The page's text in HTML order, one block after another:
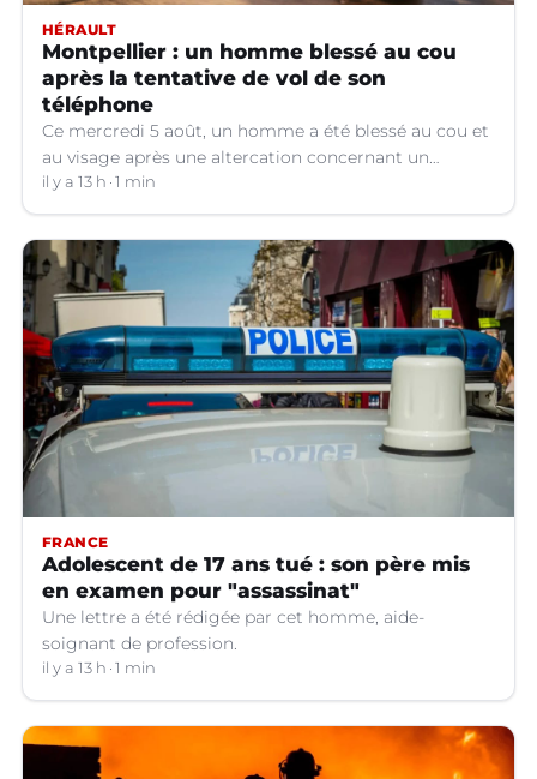
HÉRAULT
Montpellier : un homme blessé au cou
après la tentative de vol de son
téléphone
Ce mercredi 5 août, un homme a été blessé au cou et
au visage après une altercation concernant un
téléphone portable à Montpellier (Hérault).
il y a 13 h 1 min
FRANCE
Adolescent de 17 ans tué : son père mis
en examen pour "assassinat"
Une lettre a été rédigée par cet homme, aide-
soignant de profession.
il y a 13 h 1 min